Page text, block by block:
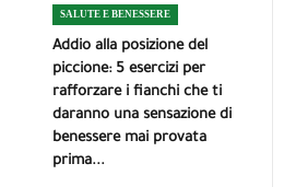
SALUTE E BENESSERE
Addio alla posizione del
piccione: 5 esercizi per
rafforzare i fianchi che ti
daranno una sensazione di
benessere mai provata
prima...